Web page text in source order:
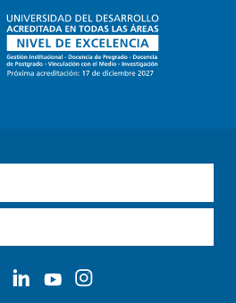
LinkedInYouTubeInstagram